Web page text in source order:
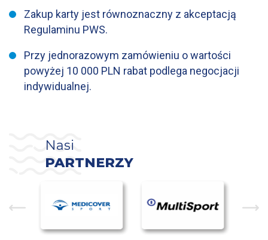
Zakup karty jest równoznaczny z akceptacją
Regulaminu PWS.
Przy jednorazowym zamówieniu o wartości
powyżej 10 000 PLN rabat podlega negocjacji
indywidualnej.
Nasi
PARTNERZY